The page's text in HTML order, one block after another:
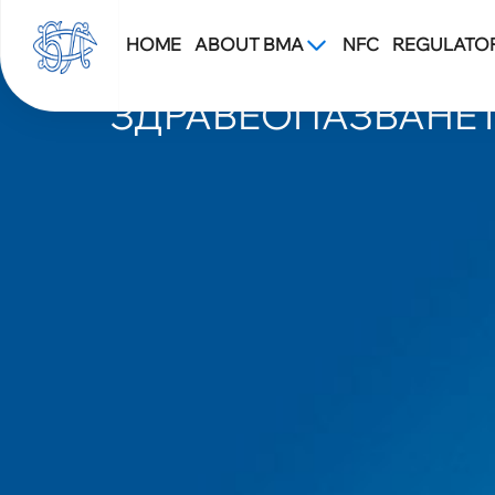
HOME ABOUT BMA NFC
БЛС ИЗНАСЯ